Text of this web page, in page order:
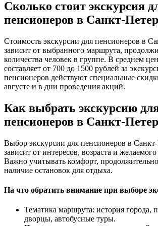
Сколько стоит экскурсия
пенсионеров в Санкт-
Стоимость экскурсии для пенсионеров в
зависит от выбранного маршрута,
количества человек в группе. В среднем
составляет от 700 до 1500 рублей за
пенсионеров действуют специальные
августе и в дни проведения акций.
Как выбрать экскурсию
пенсионеров в Санкт-
Выбор экскурсии для пенсионеров в
зависит от интересов, возраста и
Важно учитывать комфорт,
наличие остановок для отдыха.
На что обратить внимание при выборе
Тематика маршрута: история города,
дворцы, автобусные туры.